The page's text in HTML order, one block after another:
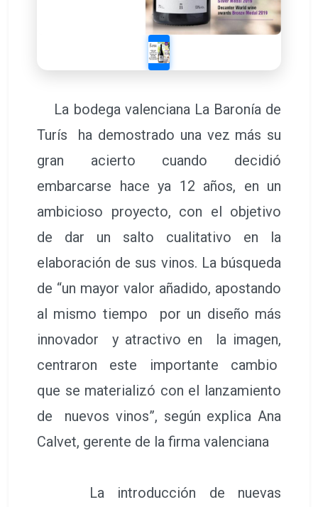
La bodega valenciana La Baronía de
Turís ha demostrado una vez más su
gran acierto cuando decidió
embarcarse hace ya 12 años, en un
ambicioso proyecto, con el objetivo
de dar un salto cualitativo en la
elaboración de sus vinos. La búsqueda
de “un mayor valor añadido, apostando
al mismo tiempo por un diseño más
innovador y atractivo en la imagen,
centraron este importante cambio
que se materializó con el lanzamiento
de nuevos vinos”, según explica Ana
Calvet, gerente de la firma valenciana
La introducción de nuevas